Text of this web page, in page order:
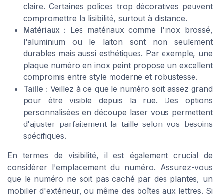
claire. Certaines polices trop décoratives peuvent
compromettre la lisibilité, surtout à distance.
Matériaux : Les matériaux comme l'inox brossé,
l'aluminium ou le laiton sont non seulement
durables mais aussi esthétiques. Par exemple, une
plaque numéro en inox peint propose un excellent
compromis entre style moderne et robustesse.
Taille : Veillez à ce que le numéro soit assez grand
pour être visible depuis la rue. Des options
personnalisées en découpe laser vous permettent
d'ajuster parfaitement la taille selon vos besoins
spécifiques.
En termes de visibilité, il est également crucial de
considérer l'emplacement du numéro. Assurez-vous
que le numéro ne soit pas caché par des plantes, un
mobilier d'extérieur, ou même des boîtes aux lettres. Si